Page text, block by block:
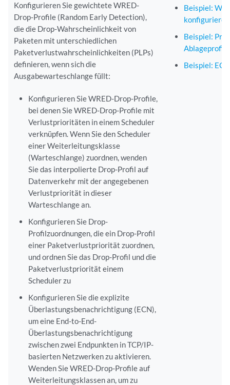
Konfigurieren Sie gewichtete WRED-
Drop-Profile (Random Early Detection),
die die Drop-Wahrscheinlichkeit von
Paketen mit unterschiedlichen
Paketverlustwahrscheinlichkeiten (PLPs)
definieren, wenn sich die
Ausgabewarteschlange füllt:
Konfigurieren Sie WRED-Drop-Profile,
bei denen Sie WRED-Drop-Profile mit
Verlustprioritäten in einem Scheduler
verknüpfen. Wenn Sie den Scheduler
einer Weiterleitungsklasse
(Warteschlange) zuordnen, wenden
Sie das interpolierte Drop-Profil auf
Datenverkehr mit der angegebenen
Verlustpriorität in dieser
Warteschlange an.
Konfigurieren Sie Drop-
Profilzuordnungen, die ein Drop-Profil
einer Paketverlustpriorität zuordnen,
und ordnen Sie das Drop-Profil und die
Paketverlustpriorität einem
Scheduler zu
Konfigurieren Sie die explizite
Überlastungsbenachrichtigung (ECN),
um eine End-to-End-
Überlastungsbenachrichtigung
zwischen zwei Endpunkten in TCP/IP-
basierten Netzwerken zu aktivieren.
Wenden Sie WRED-Drop-Profile auf
Weiterleitungsklassen an, um zu
Beispiel:
konfigurieren
Beispiel:
Beispiel: